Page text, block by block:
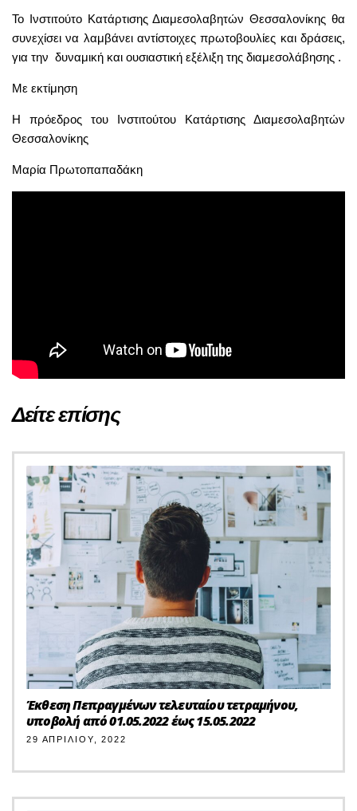
Το Ινστιτούτο Κατάρτισης Διαμεσολαβητών Θεσσαλονίκης θα
συνεχίσει να λαμβάνει αντίστοιχες πρωτοβουλίες και δράσεις,
για την δυναμική και ουσιαστική εξέλιξη της διαμεσολάβησης .
Με εκτίμηση
Η πρόεδρος του Ινστιτούτου Κατάρτισης Διαμεσολαβητών
Θεσσαλονίκης
Μαρία Πρωτοπαπαδάκη
Δείτε επίσης
Έκθεση Πεπραγμένων τελευταίου τετραμήνου,
υποβολή από 01.05.2022 έως 15.05.2022
29 ΑΠΡΙΛΊΟΥ, 2022